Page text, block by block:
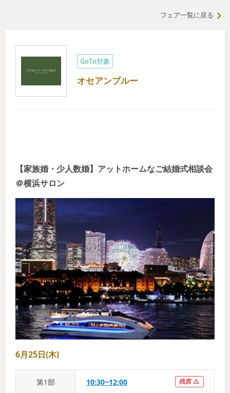
フェア一覧に戻る
GoTo対象
オセアンブルー
【家族婚・少人数婚】アットホームなご結婚式相談会
＠横浜サロン
6月25日(木)
第1部 10:30~12:00 残席 △